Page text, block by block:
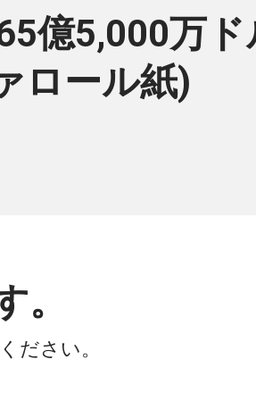
億5,000万ド
ロール紙)
ださい。